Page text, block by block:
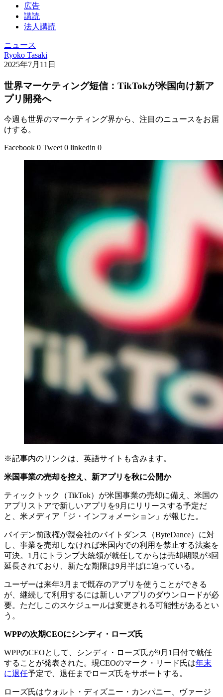
広告
講読
法人講読
ニュース
Ryoko Tasaki
2025年7月11日
世界マーケティング短信：TikTokが米国向け新ア
プリ開発へ
今週も世界のマーケティング界から、注目のニュースをお届
けする。
Facebook 0 Tweet 0 linkedin 0
※記事内のリンクは、英語サイトも含みます。
米国事業の売却を控え、新アプリを秋に公開か
ティックトック（TikTok）が米国事業の売却に備え、米国の
アプリストアで新しいアプリを9月にリリースする予定だ
と、米メディア「ジ・インフォメーション」が報じた。
バイデン前政権が親会社のバイトダンス（ByteDance）に対
し、事業を売却しなければ米国内での利用を禁止する法案を
可決。1月にトランプ大統領が就任してからは売却期限が3回
延長されており、新たな期限は9月半ばに迫っている。
ユーザーは来年3月まで既存のアプリを使うことができる
が、継続して利用するには新しいアプリのダウンロードが必
要。ただしこのスケジュールは変更される可能性があるとい
う。
WPPの次期CEOにシンディ・ローズ氏
WPPのCEOとして、シンディ・ローズ氏が9月1日付で就任
することが発表された。現CEOのマーク・リード氏は年末
に退任予定で、退任までローズ氏をサポートする。
ローズ氏はウォルト・ディズニー・カンパニー、ヴァージ